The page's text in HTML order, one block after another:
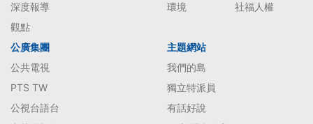
深度報導
觀點
環境
社福人權
公廣集團
公共電視
PTS TW
公視台語台
主題網站
我們的島
獨立特派員
有話好說